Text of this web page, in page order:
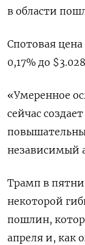
в области
Спотовая
0,17% до
«Умеренное
сейчас
независимый
Трамп в
некоторой
пошлин,
апреля и, как